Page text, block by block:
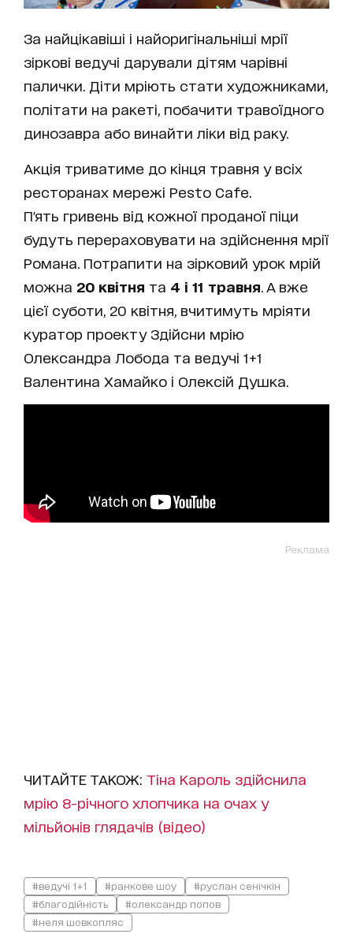
За найцікавіші і найоригінальніші мрії
зіркові ведучі дарували дітям чарівні
палички. Діти мріють стати художниками,
політати на ракеті, побачити травоїдного
динозавра або винайти ліки від раку.
Акція триватиме до кінця травня у всіх
ресторанах мережі Pesto Cafe.
П'ять гривень від кожної проданої піци
будуть перераховувати на здійснення мрії
Романа. Потрапити на зірковий урок мрій
можна 20 квітня та 4 і 11 травня . А вже
цієї суботи, 20 квітня, вчитимуть мріяти
куратор проекту Здійсни мрію
Олександра Лобода та ведучі 1+1
Валентина Хамайко і Олексій Душка.
Реклама
ЧИТАЙТЕ ТАКОЖ: Тіна Кароль здійснила
мрію 8-річного хлопчика на очах у
мільйонів глядачів (відео)
#ведучі 1+1 #ранкове шоу
#руслан сенічкін
#благодійність
#олександр попов
#неля шовкопляс